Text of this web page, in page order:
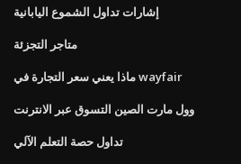
إشارات تداول الشموع اليابانية
متاجر التجزئة
ماذا يعني سعر التجارة في wayfair
وول مارت الصين التسوق عبر الانترنت
تداول حصة التعلم الآلي